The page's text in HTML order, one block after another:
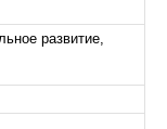
развитие,